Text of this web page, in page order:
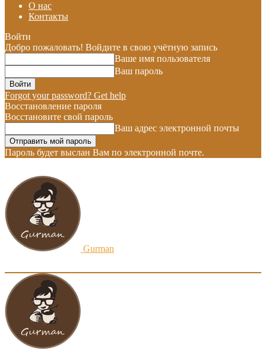
О нас
Контакты
Войти
Добро пожаловать! Войдите в свою учётную запись
Ваше имя пользователя
Ваш пароль
Forgot your password? Get help
Восстановление пароля
Восстановите свой пароль
Ваш адрес электронной почты
Пароль будет выслан Вам по электронной почте.
Gurman